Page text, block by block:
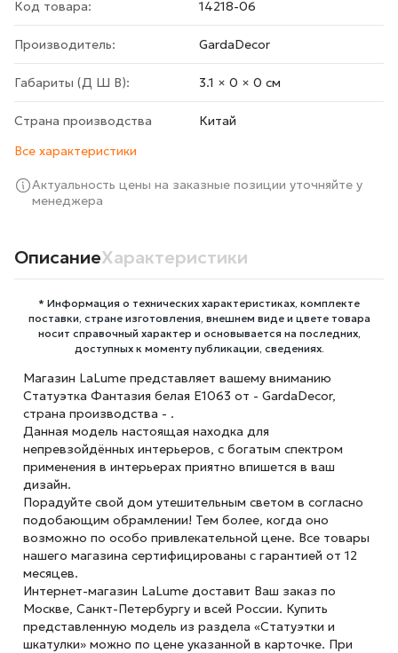
Код товара: 14218-06
Производитель: GardaDecor
Габариты (Д Ш В): 3.1 × 0 × 0 cм
Страна производства
Китай
Все характеристики
Актуальность цены на заказные позиции уточняйте у
менеджера
ОписаниеХарактеристики
* Информация о технических характеристиках, комплекте
поставки, стране изготовления, внешнем виде и цвете товара
носит справочный характер и основывается на последних,
доступных к моменту публикации, сведениях.
Магазин LaLume представляет вашему вниманию
Статуэтка Фантазия белая E1063 от - GardaDecor,
страна производства - .
Данная модель настоящая находка для
непревзойдённых интерьеров, с богатым спектром
применения в интерьерах приятно впишется в ваш
дизайн.
Порадуйте свой дом утешительным светом в согласно
подобающим обрамлении! Тем более, когда оно
возможно по особо привлекательной цене. Все товары
нашего магазина сертифицированы с гарантией от 12
месяцев.
Интернет-магазин LaLume доставит Ваш заказ по
Москве, Санкт-Петербургу и всей России. Купить
представленную модель из раздела «Статуэтки и
шкатулки» можно по цене указанной в карточке. При